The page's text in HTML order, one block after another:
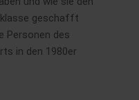
geschafft
Personen des
in den 1980er